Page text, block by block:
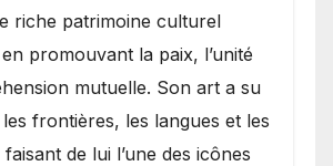
riche patrimoine culturel
promouvant la paix, l’unité
mutuelle. Son art a su
frontières, les langues et les
de lui l’une des icônes